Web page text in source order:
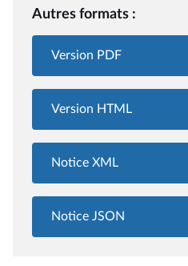
Autres formats :
Version PDF
Version HTML
Notice XML
Notice JSON